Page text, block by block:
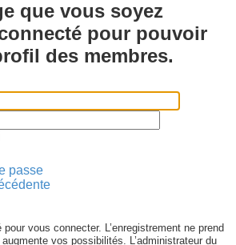
que vous soyez
pour pouvoir
des membres.
passe
vous connecter. L’enregistrement ne prend
vos possibilités. L’administrateur du